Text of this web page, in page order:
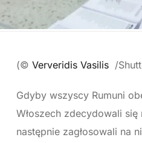
(© Ververidis Vasilis /
Gdyby wszyscy Rumuni
Włoszech zdecydowali się
następnie zagłosowali na